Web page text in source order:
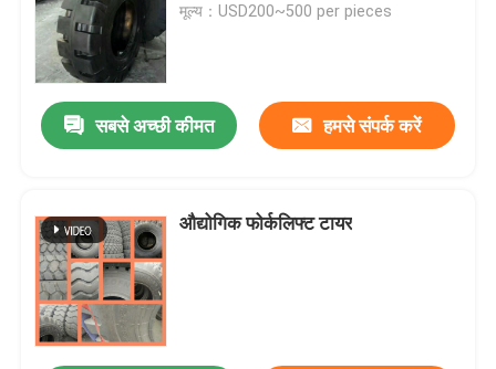
मूल्य：USD200~500 per pieces
सबसे अच्छी कीमत हमसे संपर्क करें
औद्योगिक फोर्कलिफ्ट टायर